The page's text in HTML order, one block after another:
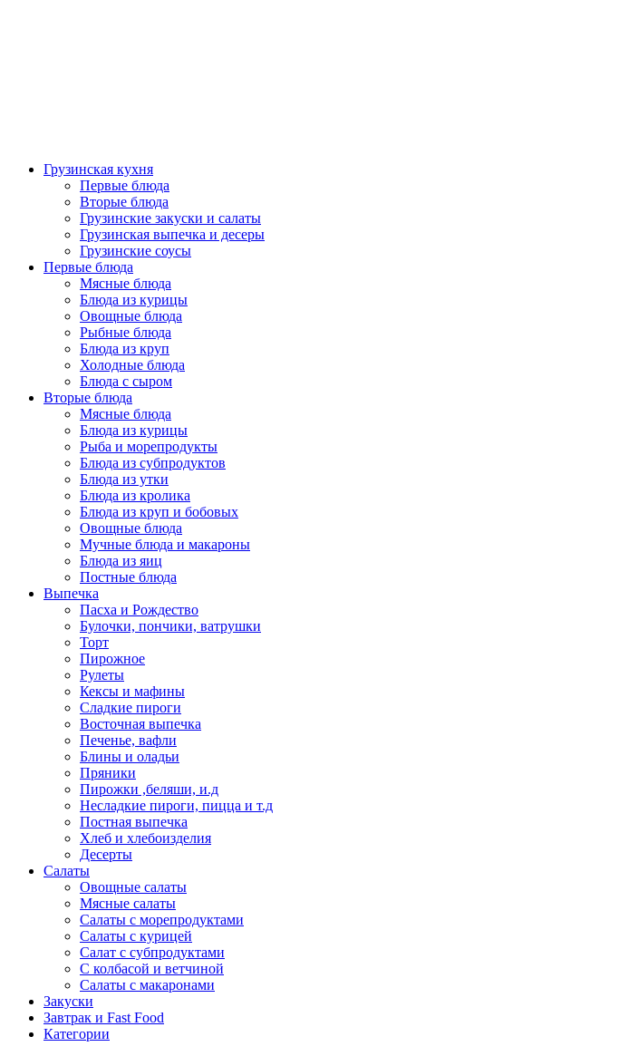
Грузинская кухня
Первые блюда
Вторые блюда
Грузинские закуски и салаты
Грузинская выпечка и десеры
Грузинские соусы
Первые блюда
Мясные блюда
Блюда из курицы
Овощные блюда
Рыбные блюда
Блюда из круп
Холодные блюда
Блюда с сыром
Вторые блюда
Мясные блюда
Блюда из курицы
Рыба и морепродукты
Блюда из субпродуктов
Блюда из утки
Блюда из кролика
Блюда из круп и бобовых
Овощные блюда
Мучные блюда и макароны
Блюда из яиц
Постные блюда
Выпечка
Пасха и Рождество
Булочки, пончики, ватрушки
Торт
Пирожное
Рулеты
Кексы и мафины
Сладкие пироги
Восточная выпечка
Печенье, вафли
Блины и оладьи
Пряники
Пирожки ,беляши, и.д
Несладкие пироги, пицца и т.д
Постная выпечка
Хлеб и хлебоизделия
Десерты
Салаты
Овощные салаты
Мясные салаты
Салаты с морепродуктами
Салаты с курицей
Салат с субпродуктами
С колбасой и ветчиной
Салаты с макаронами
Закуски
Завтрак и Fast Food
Категории